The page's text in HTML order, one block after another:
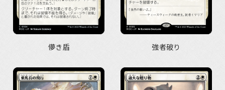
儚き盾 強者破り